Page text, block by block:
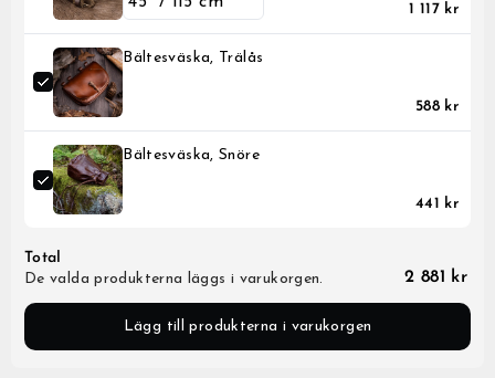
1 117 kr
Bältesväska, Trälås
588 kr
Bältesväska, Snöre
441 kr
Total
De valda produkterna läggs i varukorgen.
2 881 kr
Lägg till produkterna i varukorgen
We will issue a refund for
the price you paid for
contact our customer
product descriptions of